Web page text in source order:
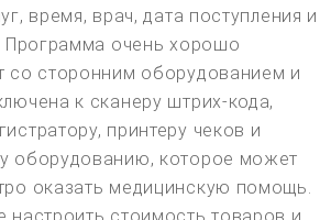
время, врач, дата поступления и
Программа очень хорошо
со сторонним оборудованием и
к сканеру штрих-кода,
принтеру чеков и
оборудованию, которое может
оказать медицинскую помощь.